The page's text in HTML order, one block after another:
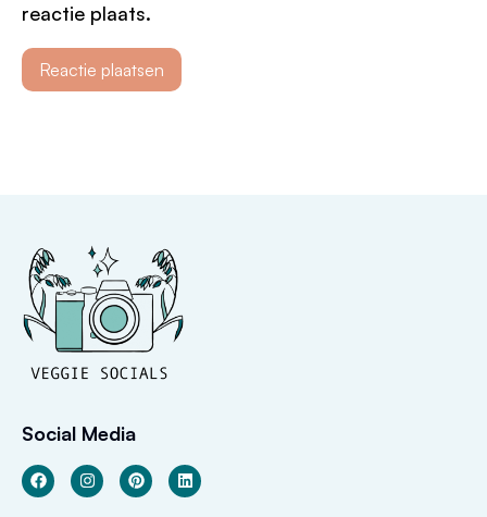
reactie plaats.
Social Media